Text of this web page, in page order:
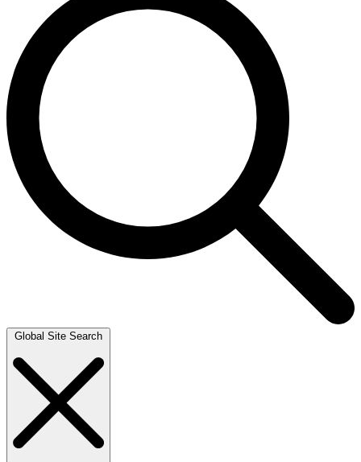
Global Site Search